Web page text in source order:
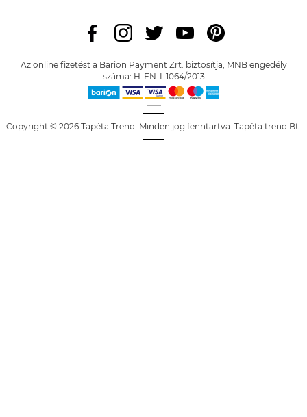
Az online fizetést a Barion Payment Zrt. biztosítja, MNB engedély
száma: H-EN-I-1064/2013
Copyright © 2026 Tapéta Trend. Minden jog fenntartva. Tapéta trend Bt.